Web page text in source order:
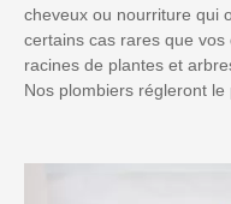
cheveux ou nourriture qui
certains cas rares que
racines de plantes et
Nos plombiers régleront